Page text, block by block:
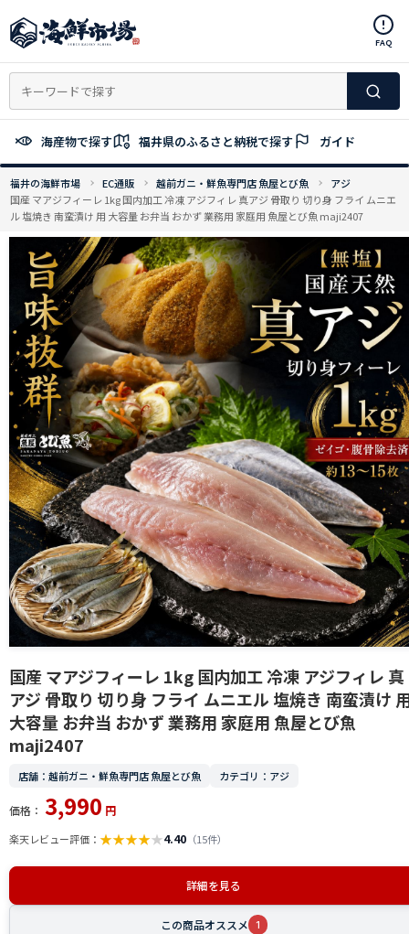
ン
ン
へ
ッ
プ
FAQ
海産物で探す 福井県のふるさと納税で探す ガイド
福井の海鮮市場 EC通販 越前ガニ・鮮魚専門店 魚屋とび魚
アジ
国産 マアジフィーレ 1kg 国内加工 冷凍 アジフィレ 真アジ 骨取り 切り身 フライ ムニエ
ル 塩焼き 南蛮漬け 用 大容量 お弁当 おかず 業務用 家庭用 魚屋とび魚 maji2407
国産 マアジフィーレ 1kg 国内加工 冷凍 アジフィレ 真
アジ 骨取り 切り身 フライ ムニエル 塩焼き 南蛮漬け
大容量 お弁当 おかず 業務用 家庭用 魚屋とび魚
maji2407
店舗：越前ガニ・鮮魚専門店 魚屋とび魚 カテゴリ：アジ
価格： 3,990 円
楽天レビュー評価： ★★★★★4.40 （15件）
詳細を見る
この商品オススメ 1